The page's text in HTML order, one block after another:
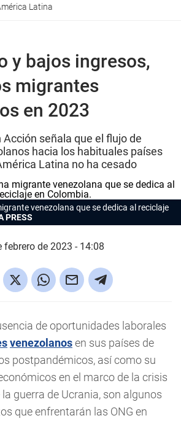
Latina
y bajos ingresos,
migrantes
en 2023
Acción señala que el flujo de
hacia los habituales países
Latina no ha cesado
venezolana que se dedica al reciclaje
PRESS
febrero de 2023 - 14:08
de oportunidades laborales
venezolanosen sus países de
postpandémicos, así como su
en el marco de la crisis
guerra de Ucrania, son algunos
que enfrentarán las ONG en